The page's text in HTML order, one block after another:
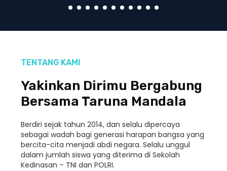
TENTANG KAMI
Yakinkan Dirimu Bergabung
Bersama Taruna Mandala
Berdiri sejak tahun 2014, dan selalu dipercaya
sebagai wadah bagi generasi harapan bangsa yang
bercita-cita menjadi abdi negara. Selalu unggul
dalam jumlah siswa yang diterima di Sekolah
Kedinasan – TNI dan POLRI.